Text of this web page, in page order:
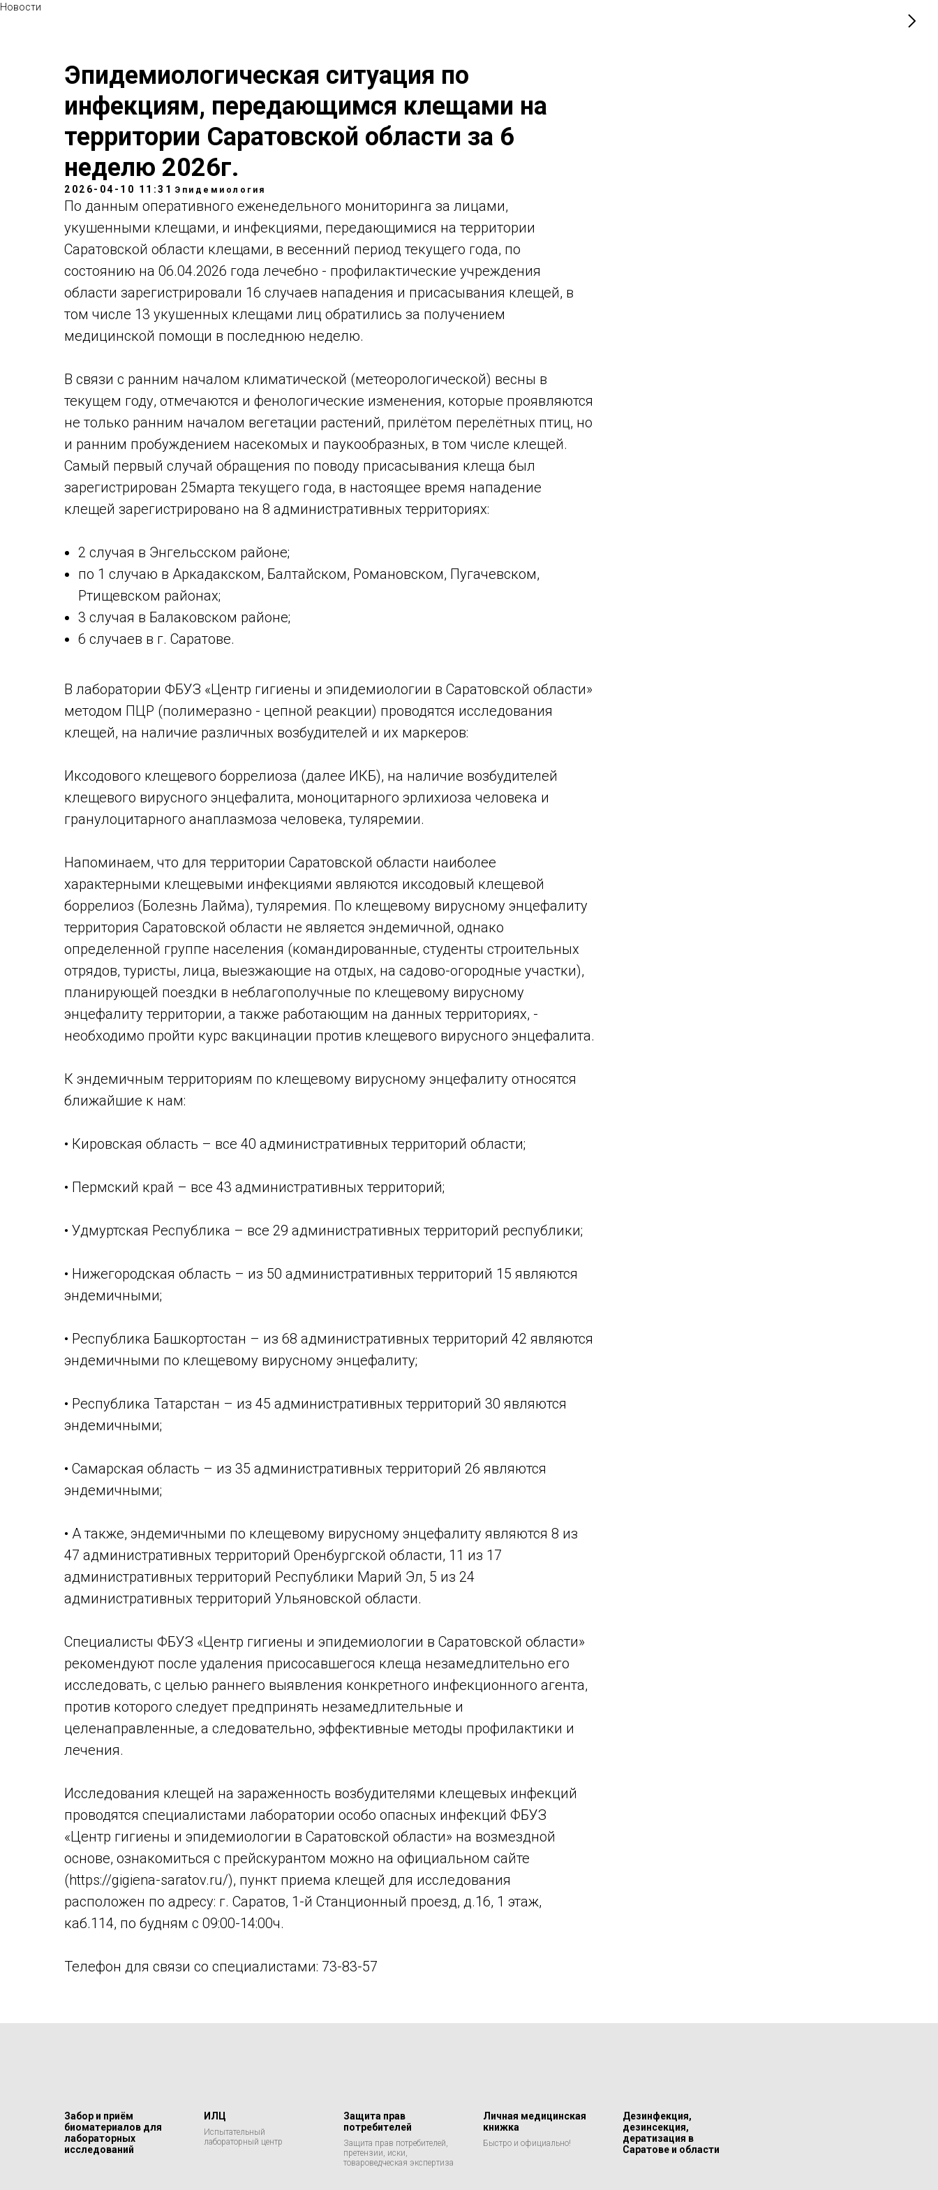
Новости
Эпидемиологическая ситуация по
инфекциям, передающимся клещами на
территории Саратовской области за 6
неделю 2026г.
2026-04-10 11:31 Эпидемиология
По данным оперативного еженедельного мониторинга за лицами,
укушенными клещами, и инфекциями, передающимися на территории
Саратовской области клещами, в весенний период текущего года, по
состоянию на 06.04.2026 года лечебно - профилактические учреждения
области зарегистрировали 16 случаев нападения и присасывания клещей, в
том числе 13 укушенных клещами лиц обратились за получением
медицинской помощи в последнюю неделю.
В связи с ранним началом климатической (метеорологической) весны в
текущем году, отмечаются и фенологические изменения, которые проявляются
не только ранним началом вегетации растений, прилётом перелётных птиц, но
и ранним пробуждением насекомых и паукообразных, в том числе клещей.
Самый первый случай обращения по поводу присасывания клеща был
зарегистрирован 25марта текущего года, в настоящее время нападение
клещей зарегистрировано на 8 административных территориях:
2 случая в Энгельсском районе;
по 1 случаю в Аркадакском, Балтайском, Романовском, Пугачевском,
Ртищевском районах;
3 случая в Балаковском районе;
6 случаев в г. Саратове.
В лаборатории ФБУЗ «Центр гигиены и эпидемиологии в Саратовской области»
методом ПЦР (полимеразно - цепной реакции) проводятся исследования
клещей, на наличие различных возбудителей и их маркеров:
Иксодового клещевого боррелиоза (далее ИКБ), на наличие возбудителей
клещевого вирусного энцефалита, моноцитарного эрлихиоза человека и
гранулоцитарного анаплазмоза человека, туляремии.
Напоминаем, что для территории Саратовской области наиболее
характерными клещевыми инфекциями являются иксодовый клещевой
боррелиоз (Болезнь Лайма), туляремия. По клещевому вирусному энцефалиту
территория Саратовской области не является эндемичной, однако
определенной группе населения (командированные, студенты строительных
отрядов, туристы, лица, выезжающие на отдых, на садово-огородные участки),
планирующей поездки в неблагополучные по клещевому вирусному
энцефалиту территории, а также работающим на данных территориях, -
необходимо пройти курс вакцинации против клещевого вирусного энцефалита.
К эндемичным территориям по клещевому вирусному энцефалиту относятся
ближайшие к нам:
• Кировская область – все 40 административных территорий области;
• Пермский край – все 43 административных территорий;
• Удмуртская Республика – все 29 административных территорий республики;
• Нижегородская область – из 50 административных территорий 15 являются
эндемичными;
• Республика Башкортостан – из 68 административных территорий 42 являются
эндемичными по клещевому вирусному энцефалиту;
• Республика Татарстан – из 45 административных территорий 30 являются
эндемичными;
• Самарская область – из 35 административных территорий 26 являются
эндемичными;
• А также, эндемичными по клещевому вирусному энцефалиту являются 8 из
47 административных территорий Оренбургской области, 11 из 17
административных территорий Республики Марий Эл, 5 из 24
административных территорий Ульяновской области.
Специалисты ФБУЗ «Центр гигиены и эпидемиологии в Саратовской области»
рекомендуют после удаления присосавшегося клеща незамедлительно его
исследовать, с целью раннего выявления конкретного инфекционного агента,
против которого следует предпринять незамедлительные и
целенаправленные, а следовательно, эффективные методы профилактики и
лечения.
Исследования клещей на зараженность возбудителями клещевых инфекций
проводятся специалистами лаборатории особо опасных инфекций ФБУЗ
«Центр гигиены и эпидемиологии в Саратовской области» на возмездной
основе, ознакомиться с прейскурантом можно на официальном сайте
(https://gigiena-saratov.ru/), пункт приема клещей для исследования
расположен по адресу: г. Саратов, 1-й Станционный проезд, д.16, 1 этаж,
каб.114, по будням с 09:00-14:00ч.
Телефон для связи со специалистами: 73-83-57
Забор и приём
биоматериалов для
лабораторных
исследований
ИЛЦ
Испытательный
лабораторный центр
Защита прав
потребителей
Защита прав потребителей,
претензии, иски,
товароведческая экспертиза
Личная медицинская
книжка
Быстро и официально!
Дезинфекция,
дезинсекция,
дератизация в
Саратове и области